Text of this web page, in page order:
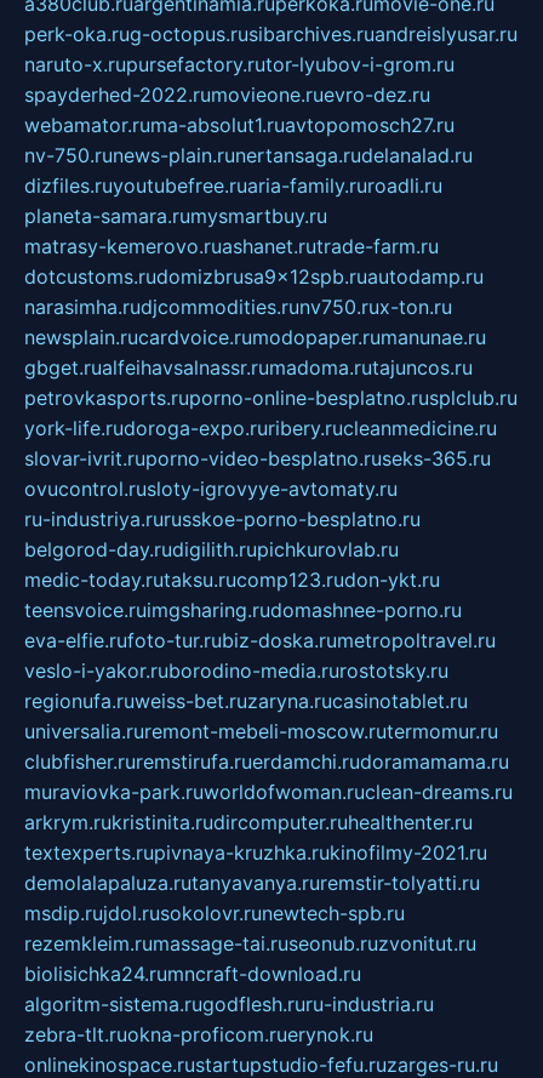
perk-oka.rug-octopus.rusibarchives.ruandreislyusar.ru
naruto-x.rupursefactory.rutor-lyubov-i-grom.ru
spayderhed-2022.rumovieone.ruevro-dez.ru
webamator.ruma-absolut1.ruavtopomosch27.ru
nv-750.runews-plain.runertansaga.rudelanalad.ru
dizfiles.ruyoutubefree.ruaria-family.ruroadli.ru
planeta-samara.rumysmartbuy.ru
matrasy-kemerovo.ruashanet.rutrade-farm.ru
dotcustoms.rudomizbrusa9x12spb.ruautodamp.ru
narasimha.rudjcommodities.runv750.rux-ton.ru
newsplain.rucardvoice.rumodopaper.rumanunae.ru
gbget.rualfeihavsalnassr.rumadoma.rutajuncos.ru
petrovkasports.ruporno-online-besplatno.rusplclub.ru
york-life.rudoroga-expo.ruribery.rucleanmedicine.ru
slovar-ivrit.ruporno-video-besplatno.ruseks-365.ru
ovucontrol.rusloty-igrovyye-avtomaty.ru
ru-industriya.rurusskoe-porno-besplatno.ru
belgorod-day.rudigilith.rupichkurovlab.ru
medic-today.rutaksu.rucomp123.rudon-ykt.ru
teensvoice.ruimgsharing.rudomashnee-porno.ru
eva-elfie.rufoto-tur.rubiz-doska.rumetropoltravel.ru
veslo-i-yakor.ruborodino-media.rurostotsky.ru
regionufa.ruweiss-bet.ruzaryna.rucasinotablet.ru
universalia.ruremont-mebeli-moscow.rutermomur.ru
clubfisher.ruremstirufa.ruerdamchi.rudoramamama.ru
muraviovka-park.ruworldofwoman.ruclean-dreams.ru
arkrym.rukristinita.rudircomputer.ruhealthenter.ru
textexperts.rupivnaya-kruzhka.rukinofilmy-2021.ru
demolalapaluza.rutanyavanya.ruremstir-tolyatti.ru
msdip.rujdol.rusokolovr.runewtech-spb.ru
rezemkleim.rumassage-tai.ruseonub.ruzvonitut.ru
biolisichka24.rumncraft-download.ru
algoritm-sistema.rugodflesh.ruru-industria.ru
zebra-tlt.ruokna-proficom.ruerynok.ru
onlinekinospace.rustartupstudio-fefu.ruzarges-ru.ru